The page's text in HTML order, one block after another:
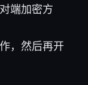
端加密方
，然后再开